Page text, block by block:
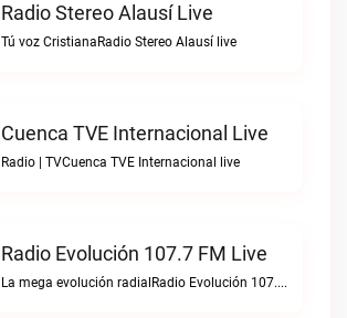
Radio Stereo Alausí Live
Tú voz CristianaRadio Stereo Alausí live
Cuenca TVE Internacional Live
Radio | TVCuenca TVE Internacional live
Radio Evolución 107.7 FM Live
La mega evolución radialRadio Evolución 107.7 FM live